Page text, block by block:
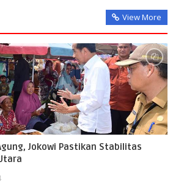
View More
Jokowi Pastikan Stabilitas